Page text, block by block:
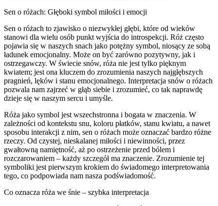
Sen o różach: Głęboki symbol miłości i emocji
Sen o różach to zjawisko o niezwykłej głębi, które od wieków
stanowi dla wielu osób punkt wyjścia do introspekcji. Róż często
pojawia się w naszych snach jako potężny symbol, niosący ze sobą
ładunek emocjonalny. Może on być zarówno pozytywny, jak i
ostrzegawczy. W świecie snów, róża nie jest tylko pięknym
kwiatem; jest ona kluczem do zrozumienia naszych najgłębszych
pragnień, lęków i stanu emocjonalnego. Interpretacja snów o różach
pozwala nam zajrzeć w głąb siebie i zrozumieć, co tak naprawdę
dzieje się w naszym sercu i umyśle.
Róża jako symbol jest wszechstronna i bogata w znaczenia. W
zależności od kontekstu snu, koloru płatków, stanu kwiatu, a nawet
sposobu interakcji z nim, sen o różach może oznaczać bardzo różne
rzeczy. Od czystej, nieskalanej miłości i niewinności, przez
gwałtowną namiętność, aż po ostrzeżenie przed bólem i
rozczarowaniem – każdy szczegół ma znaczenie. Zrozumienie tej
symboliki jest pierwszym krokiem do świadomego interpretowania
tego, co podpowiada nam nasza podświadomość.
Co oznacza róża we śnie – szybka interpretacja